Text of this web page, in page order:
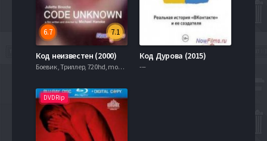
7.1
6.7
Код неизвестен (2000)
Боевик , Триллер, 720hd, mobilen,
Код Дурова (2015)
---
DVDRip